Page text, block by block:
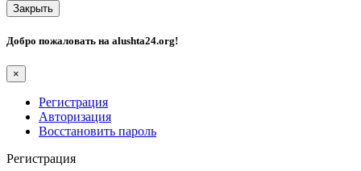
Закрыть
Добро пожаловать на alushta24.org!
×
Регистрация
Авторизация
Восстановить пароль
Регистрация